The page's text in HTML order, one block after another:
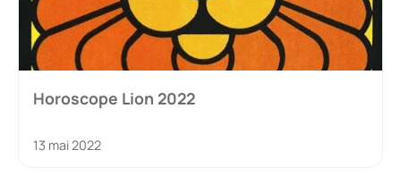
Horoscope Lion 2022
13 mai 2022